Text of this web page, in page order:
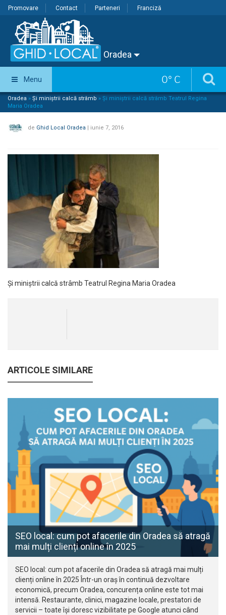
Promovare Contact Parteneri Franciză
Oradea
0° C
Menu
Oradea » Și miniștrii calcă strâmb » Și miniștrii calcă strâmb Teatrul Regina
Maria Oradea
de Ghid Local Oradea | iunie 7, 2016
Și miniștrii calcă strâmb Teatrul Regina Maria Oradea
ARTICOLE SIMILARE
SEO local: cum pot afacerile din Oradea să atragă
mai mulți clienți online în 2025
SEO local: cum pot afacerile din Oradea să atragă mai mulți
clienți online în 2025 Într-un oraș în continuă dezvoltare
economică, precum Oradea, concurența online este tot mai
intensă. Restaurante, clinici, magazine locale, prestatori de
servicii – toate își doresc vizibilitate pe Google atunci când